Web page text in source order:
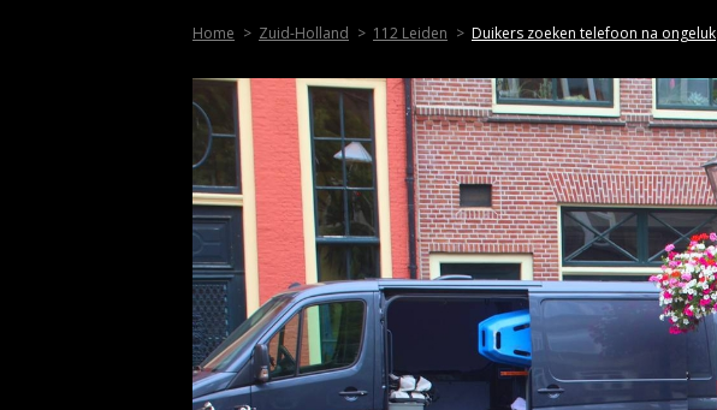
Home Zuid-Holland 112 Leiden Duikers zoeken telefoon na ongeluk